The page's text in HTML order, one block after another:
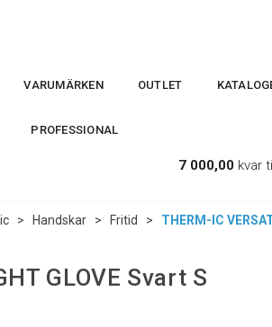
VARUMÄRKEN OUTLET
PROFESSIONAL
7 000,00 kvar
> Handskar > Fritid > THERM-IC
GLOVE Svart S